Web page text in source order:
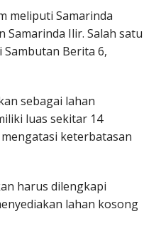
meliputi Samarinda
Samarinda Ilir. Salah satu
Berita 6,
sebagai lahan
luas sekitar 14
keterbatasan
harus dilengkapi
lahan kosong